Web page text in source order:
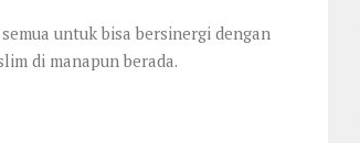
untuk bisa bersinergi dengan
di manapun berada.